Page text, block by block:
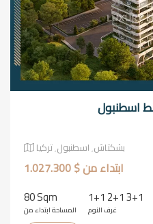
اسطنبول
بشكتاش٬ اسطنبول٬ تركيا
ابتداء من $ 1.027.300
80 Sqm
المساحة ابتداء من
1+1 2+1 3+1
غرف النوم